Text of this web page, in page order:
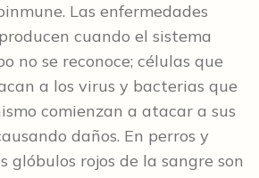
Las enfermedades
cuando el sistema
no se reconoce; células que
a los virus y bacterias que
comienzan a atacar a sus
daños. En perros y
glóbulos rojos de la sangre son